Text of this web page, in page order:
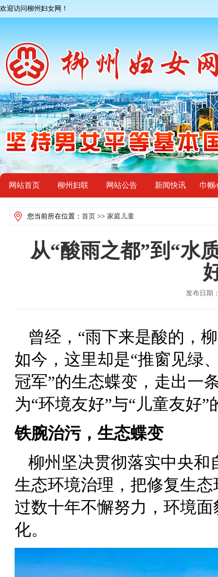
欢迎访问柳州妇女网！
网站首页 柳州妇联 网站公告 新闻快讯 巾帼
您当前所在位置： 首页 >> 家庭儿童
从“酸雨之都”到“水
发布日
曾经，“雨下来是酸的，
如今，这里却是“推窗见绿
冠军”的生态蝶变，走出一
为“环境友好”与“儿童友好
铁腕治污，生态蝶变
柳州坚决贯彻落实中央和
生态环境治理，把修复生
过数十年不懈努力，环境
化。